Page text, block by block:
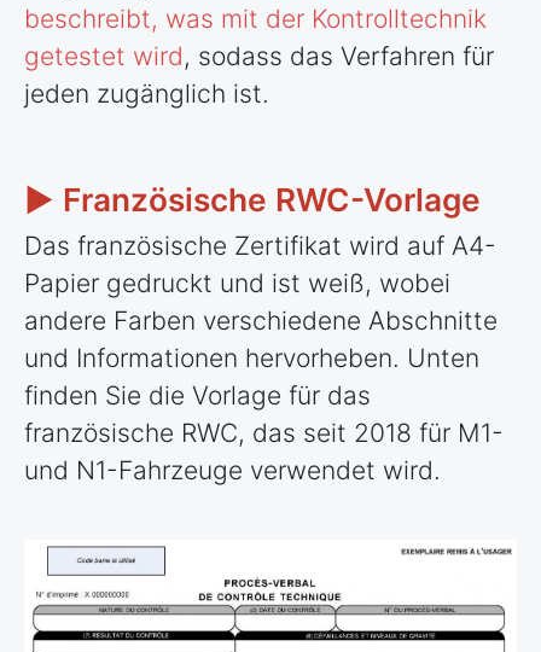
beschreibt, was mit der Kontrolltechnik
getestet wird, sodass das Verfahren für
jeden zugänglich ist.
► Französische RWC-Vorlage
Das französische Zertifikat wird auf A4-
Papier gedruckt und ist weiß, wobei
andere Farben verschiedene Abschnitte
und Informationen hervorheben. Unten
finden Sie die Vorlage für das
französische RWC, das seit 2018 für M1-
und N1-Fahrzeuge verwendet wird.